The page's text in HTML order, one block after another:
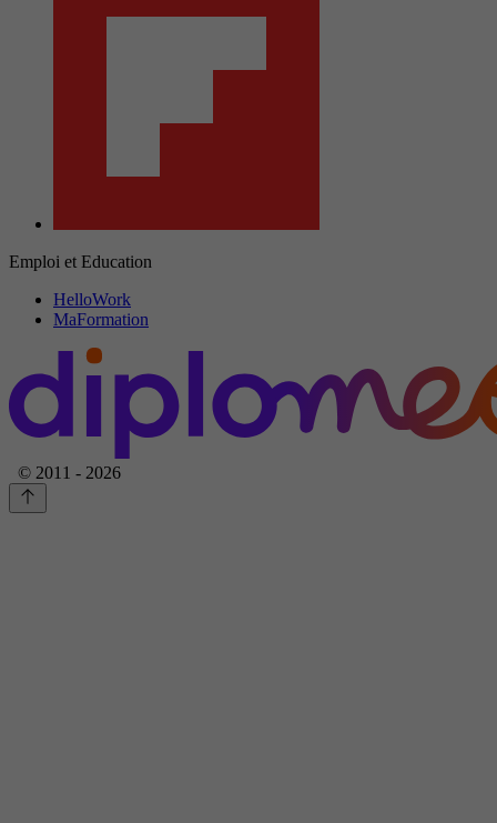
Emploi et Education
HelloWork
MaFormation
© 2011 - 2026